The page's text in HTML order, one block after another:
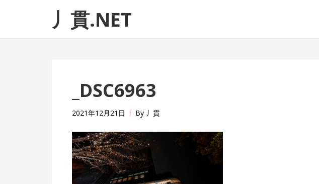
ゲ
テ丿貫.NET
_DSC6963
2021年12月21日 By 丿貫